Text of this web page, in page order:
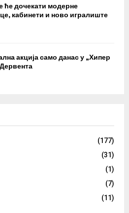
ће дочекати модерне
кабинети и ново игралиште
акција само данас у „Хипер
(177)
(31)
(1)
(7)
(11)